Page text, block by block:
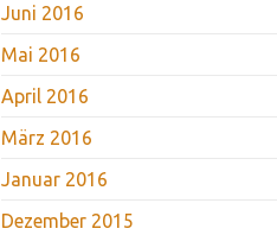
Juni 2016
Mai 2016
April 2016
März 2016
Januar 2016
Dezember 2015